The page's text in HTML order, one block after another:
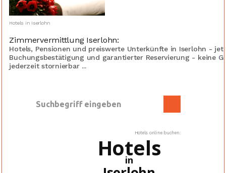
Hotels in Iserlohn
Zimmervermittlung Iserlohn:
Hotels, Pensionen und preiswerte Unterkünfte in Iserlohn -
Buchungsbestätigung und garantierter Reservierung - keine
jederzeit stornierbar ...
Hotels online buchen:
Hotels
in